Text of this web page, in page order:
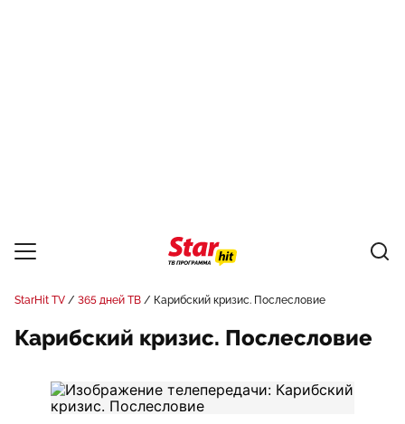
StarHit TV 365 дней ТВ Карибский кризис. Послесловие
Карибский кризис. Послесловие